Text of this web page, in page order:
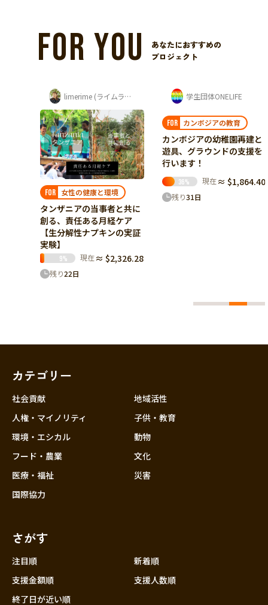
FOR YOU
あなたにおすすめの
プロジェクト
limerime (ライムライム) 須藤 紫音
FOR 女性の健康と環境
タンザニアの当事者と共に
創る、責任ある月経ケア
【生分解性ナプキンの実証
実験】
9% 現在 ≈ $2,326.28
残り22日
学生団体ONELIFE
FOR カンボジアの教育
カンボジアの幼稚園再建と
遊具、グラウンドの支援を
行います！
36% 現在 ≈ $1,864.40
残り31日
カテゴリー
社会貢献
人権・マイノリティ
環境・エシカル
フード・農業
医療・福祉
国際協力
地域活性
子供・教育
動物
文化
災害
さがす
注目順
新着順
支援金額順
支援人数順
終了日が近い順